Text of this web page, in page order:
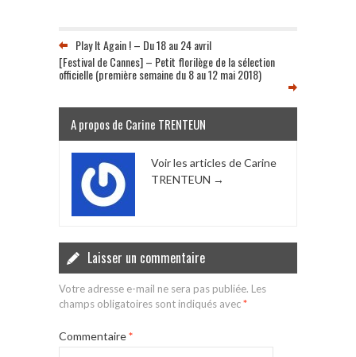
Play It Again ! – Du 18 au 24 avril
[Festival de Cannes] – Petit florilège de la sélection
officielle (première semaine du 8 au 12 mai 2018)
A propos de Carine TRENTEUN
Voir les articles de Carine
TRENTEUN →
Laisser un commentaire
Votre adresse e-mail ne sera pas publiée. Les
champs obligatoires sont indiqués avec*
Commentaire*